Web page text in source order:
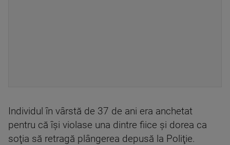
Individul în vârstă de 37 de ani era anchetat
pentru că îşi violase una dintre fiice şi dorea ca
soţia să retragă plângerea depusă la Poliţie.